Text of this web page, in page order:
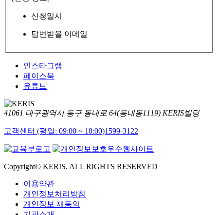
신청일시
답변받을 이메일
인스타그램
페이스북
유튜브
41061 대구광역시 동구 동내로 64(동내동1119) KERIS빌딩
고객센터 (평일: 09:00 ~ 18:00)1599-3122
Copyright© KERIS. ALL RIGHTS RESERVED
이용약관
개인정보처리방침
개인정보 재동의